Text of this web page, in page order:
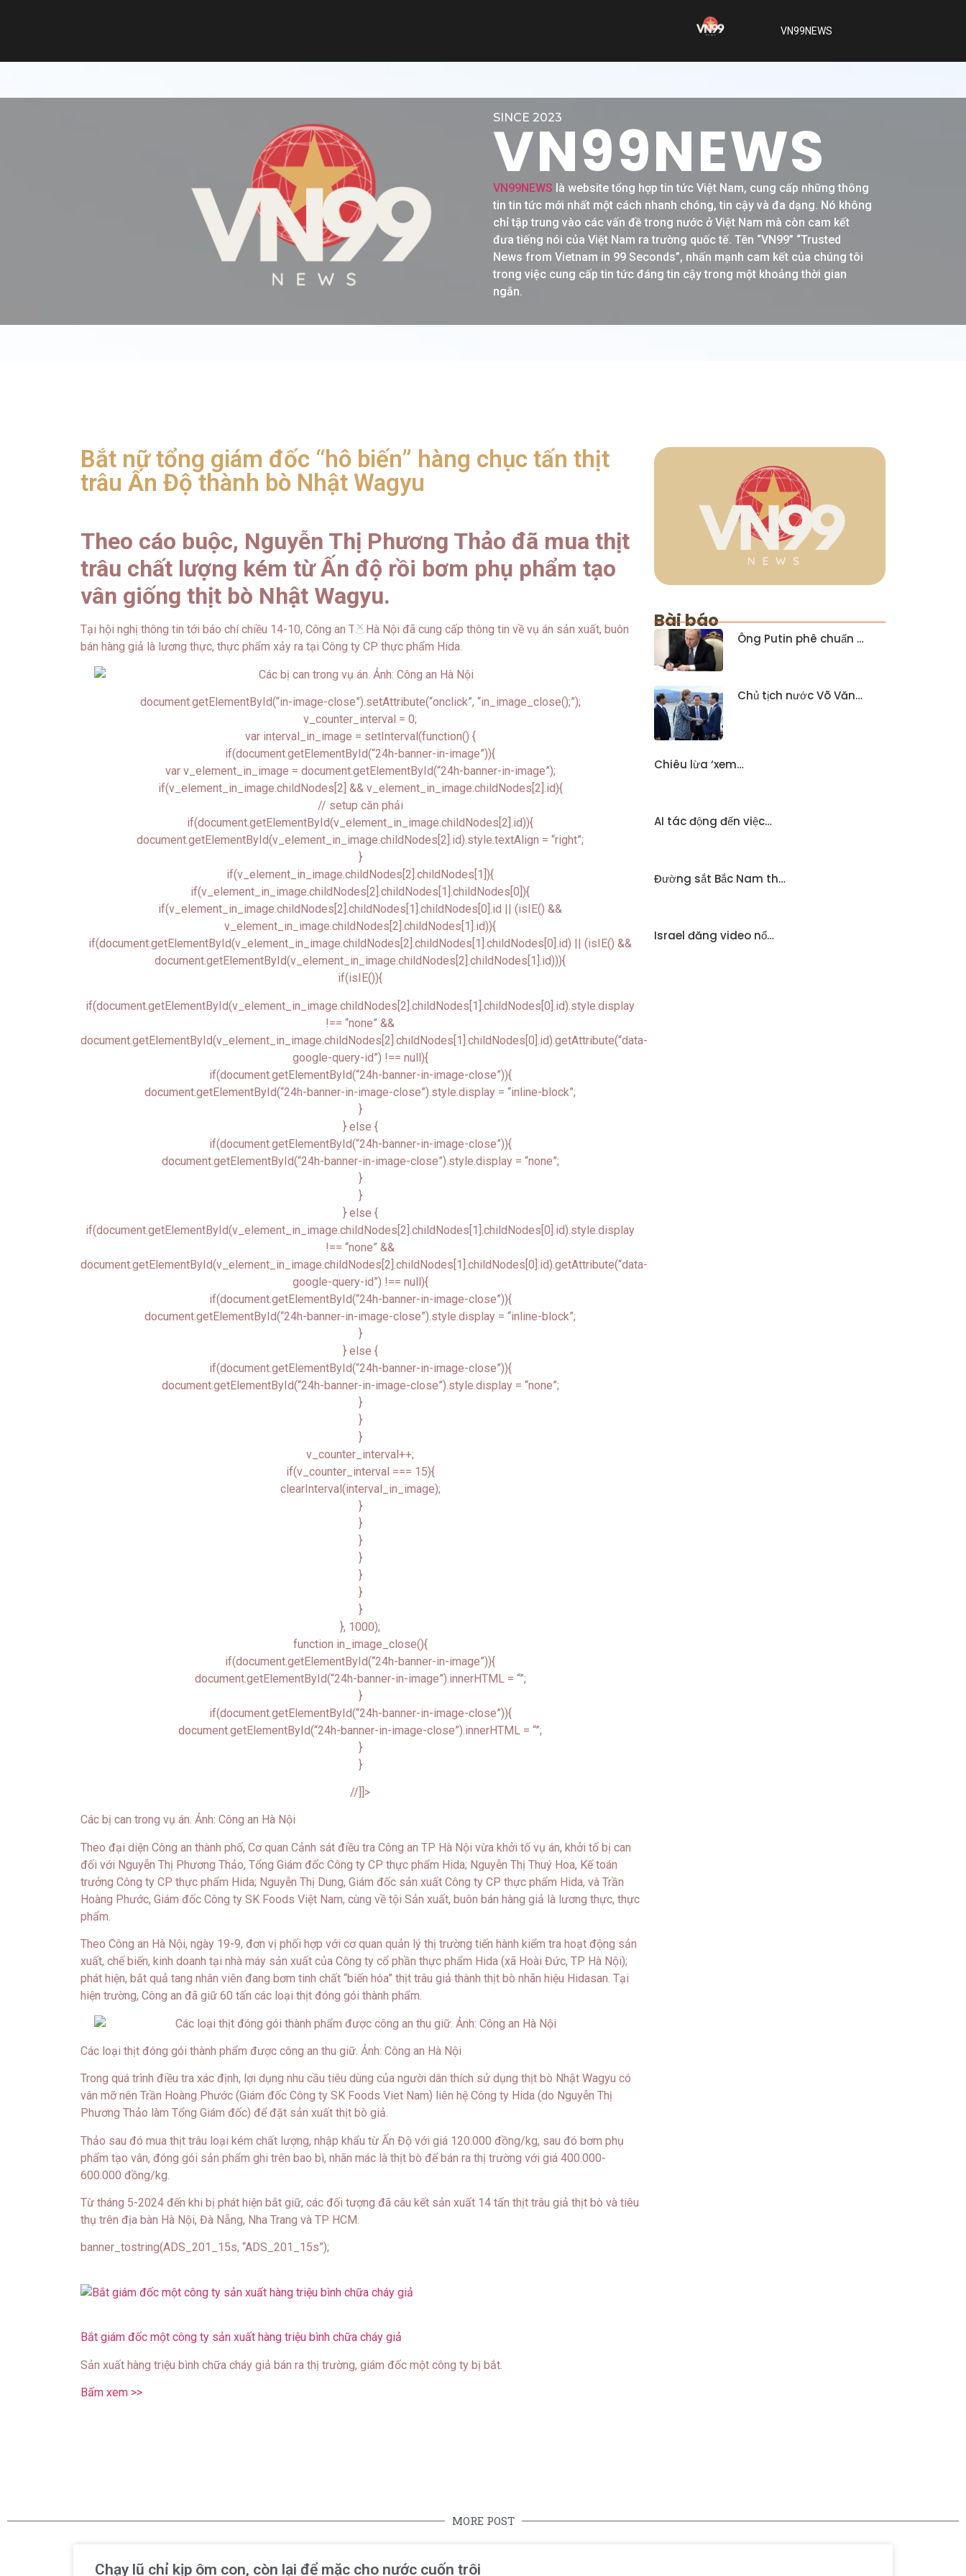
VN99NEWS
SINCE 2023
VN99NEWS
VN99NEWS là website tổng hợp tin tức Việt Nam, cung cấp những thông
tin tin tức mới nhất một cách nhanh chóng, tin cậy và đa dạng. Nó không
chỉ tập trung vào các vấn đề trong nước ở Việt Nam mà còn cam kết
đưa tiếng nói của Việt Nam ra trường quốc tế. Tên “VN99” “Trusted
News from Vietnam in 99 Seconds”, nhấn mạnh cam kết của chúng tôi
trong việc cung cấp tin tức đáng tin cậy trong một khoảng thời gian
ngắn.
Bắt nữ tổng giám đốc “hô biến” hàng chục tấn thịt
trâu Ấn Độ thành bò Nhật Wagyu
Theo cáo buộc, Nguyễn Thị Phương Thảo đã mua thịt
trâu chất lượng kém từ Ấn độ rồi bơm phụ phẩm tạo
vân giống thịt bò Nhật Wagyu.
Tại hội nghị thông tin tới báo chí chiều 14-10, Công an TP Hà Nội đã cung cấp thông tin về vụ án sản xuất, buôn
bán hàng giả là lương thực, thực phẩm xảy ra tại Công ty CP thực phẩm Hida.
//
document.getElementById(“in-image-close”).setAttribute(“onclick”, “in_image_close();”);
v_counter_interval = 0;
var interval_in_image = setInterval(function() {
if(document.getElementById(“24h-banner-in-image”)){
var v_element_in_image = document.getElementById(“24h-banner-in-image”);
if(v_element_in_image.childNodes[2] && v_element_in_image.childNodes[2].id){
// setup căn phải
if(document.getElementById(v_element_in_image.childNodes[2].id)){
document.getElementById(v_element_in_image.childNodes[2].id).style.textAlign = “right”;
}
if(v_element_in_image.childNodes[2].childNodes[1]){
if(v_element_in_image.childNodes[2].childNodes[1].childNodes[0]){
if(v_element_in_image.childNodes[2].childNodes[1].childNodes[0].id || (isIE() &&
v_element_in_image.childNodes[2].childNodes[1].id)){
if(document.getElementById(v_element_in_image.childNodes[2].childNodes[1].childNodes[0].id) || (isIE() &&
document.getElementById(v_element_in_image.childNodes[2].childNodes[1].id))){
if(isIE()){
if(document.getElementById(v_element_in_image.childNodes[2].childNodes[1].childNodes[0].id).style.display
!== “none” &&
document.getElementById(v_element_in_image.childNodes[2].childNodes[1].childNodes[0].id).getAttribute(“data-
google-query-id”) !== null){
if(document.getElementById(“24h-banner-in-image-close”)){
document.getElementById(“24h-banner-in-image-close”).style.display = “inline-block”;
}
} else {
if(document.getElementById(“24h-banner-in-image-close”)){
document.getElementById(“24h-banner-in-image-close”).style.display = “none”;
}
}
} else {
if(document.getElementById(v_element_in_image.childNodes[2].childNodes[1].childNodes[0].id).style.display
!== “none” &&
document.getElementById(v_element_in_image.childNodes[2].childNodes[1].childNodes[0].id).getAttribute(“data-
google-query-id”) !== null){
if(document.getElementById(“24h-banner-in-image-close”)){
document.getElementById(“24h-banner-in-image-close”).style.display = “inline-block”;
}
} else {
if(document.getElementById(“24h-banner-in-image-close”)){
document.getElementById(“24h-banner-in-image-close”).style.display = “none”;
}
}
}
v_counter_interval++;
if(v_counter_interval === 15){
clearInterval(interval_in_image);
}
}
}
}
}
}
}
}, 1000);
function in_image_close(){
if(document.getElementById(“24h-banner-in-image”)){
document.getElementById(“24h-banner-in-image”).innerHTML = “”;
}
if(document.getElementById(“24h-banner-in-image-close”)){
document.getElementById(“24h-banner-in-image-close”).innerHTML = “”;
}
}
//]]>
Các bị can trong vụ án. Ảnh: Công an Hà Nội
Theo đại diện Công an thành phố, Cơ quan Cảnh sát điều tra Công an TP Hà Nội vừa khởi tố vụ án, khởi tố bị can
đối với Nguyễn Thị Phương Thảo, Tổng Giám đốc Công ty CP thực phẩm Hida; Nguyễn Thị Thuý Hoa, Kế toán
trưởng Công ty CP thực phẩm Hida; Nguyễn Thị Dung, Giám đốc sản xuất Công ty CP thực phẩm Hida, và Trần
Hoàng Phước, Giám đốc Công ty SK Foods Việt Nam, cùng về tội Sản xuất, buôn bán hàng giả là lương thực, thực
phẩm.
Theo Công an Hà Nội, ngày 19-9, đơn vị phối hợp với cơ quan quản lý thị trường tiến hành kiểm tra hoạt động sản
xuất, chế biến, kinh doanh tại nhà máy sản xuất của Công ty cổ phần thực phẩm Hida (xã Hoài Đức, TP Hà Nội);
phát hiện, bắt quả tang nhân viên đang bơm tinh chất “biến hóa” thịt trâu giả thành thịt bò nhãn hiệu Hidasan. Tại
hiện trường, Công an đã giữ 60 tấn các loại thịt đóng gói thành phẩm.
Các loại thịt đóng gói thành phẩm được công an thu giữ. Ảnh: Công an Hà Nội
Trong quá trình điều tra xác định, lợi dụng nhu cầu tiêu dùng của người dân thích sử dụng thịt bò Nhật Wagyu có
vân mỡ nên Trần Hoàng Phước (Giám đốc Công ty SK Foods Viet Nam) liên hệ Công ty Hida (do Nguyễn Thị
Phương Thảo làm Tổng Giám đốc) để đặt sản xuất thịt bò giả.
Thảo sau đó mua thịt trâu loại kém chất lượng, nhập khẩu từ Ấn Độ với giá 120.000 đồng/kg, sau đó bơm phụ
phẩm tạo vân, đóng gói sản phẩm ghi trên bao bì, nhãn mác là thịt bò để bán ra thị trường với giá 400.000-
600.000 đồng/kg.
Từ tháng 5-2024 đến khi bị phát hiện bắt giữ, các đối tượng đã câu kết sản xuất 14 tấn thịt trâu giả thịt bò và tiêu
thụ trên địa bàn Hà Nội, Đà Nẵng, Nha Trang và TP HCM.
banner_tostring(ADS_201_15s, “ADS_201_15s”);
Bắt giám đốc một công ty sản xuất hàng triệu bình chữa cháy giả
Sản xuất hàng triệu bình chữa cháy giả bán ra thị trường, giám đốc một công ty bị bắt.
Bấm xem >>
Bài báo
Ông Putin phê chuẩn …
Chủ tịch nước Võ Văn…
Chiêu lừa ‘xem…
AI tác động đến việc…
Đường sắt Bắc Nam th…
Israel đăng video nổ…
MORE POST
Chạy lũ chỉ kịp ôm con, còn lại để mặc cho nước cuốn trôi